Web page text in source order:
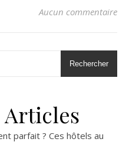
Aucun commentaire
Rechercher
Articles
parfait ? Ces hôtels au